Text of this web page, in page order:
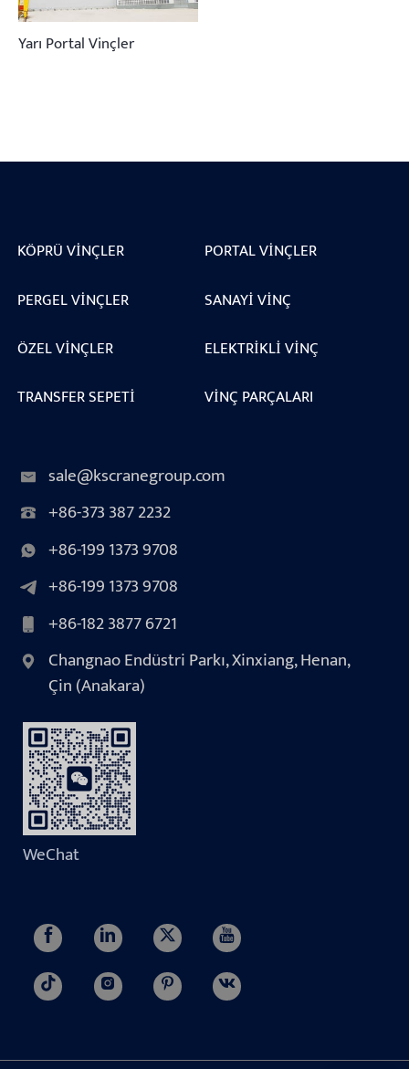
Yarı Portal Vinçler
KÖPRÜ VINÇLER
PORTAL VINÇLER
PERGEL VINÇLER
SANAYI VINÇ
ÖZEL VINÇLER
ELEKTRIKLI VINÇ
TRANSFER SEPETI
VINÇ PARÇALARI
sale@kscranegroup.com
+86-373 387 2232
+86-199 1373 9708
+86-199 1373 9708
+86-182 3877 6721
Changnao Endüstri Parkı, Xinxiang, Henan,
Çin (Anakara)
WeChat